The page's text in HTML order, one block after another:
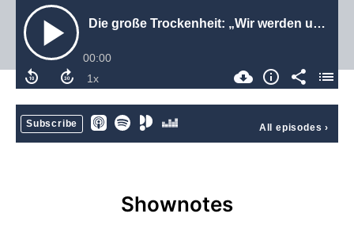
Die große Trockenheit: „Wir werden uns in Zukunft bei der Wasserversorgung einschränken müssen“
00:00
Subscribe All episodes ›
Shownotes